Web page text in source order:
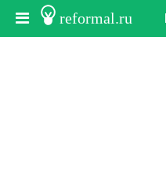
reformal.ru